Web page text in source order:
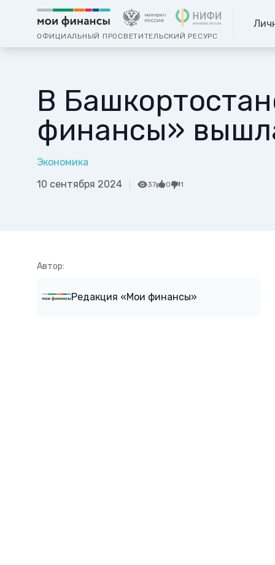
ОФИЦИАЛЬНЫЙ ПРОСВЕТИТЕЛЬСКИЙ РЕСУРС
В
финансы»
Экономика
10 сентября 2024
37 0 1
Автор:
Редакция «Мои финансы»